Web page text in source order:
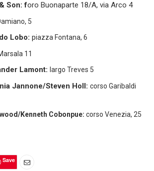
Son: foro Buonaparte 18/A, via Arco 4
5
Lobo: piazza Fontana, 6
11
Lamont: largo Treves 5
Jannone/Steven Holl: corso Garibaldi
Kenneth Cobonpue: corso Venezia, 25
Save